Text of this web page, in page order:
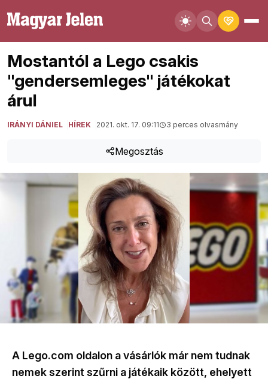
Mostantól a Lego csakis
"gendersemleges" játékokat
árul
IRÁNYI DÁNIEL HÍREK 2021. okt. 17. 09:11 3 perces olvasmány
Megosztás
A Lego.com oldalon a vásárlók már nem tudnak
nemek szerint szűrni a játékaik között, ehelyett